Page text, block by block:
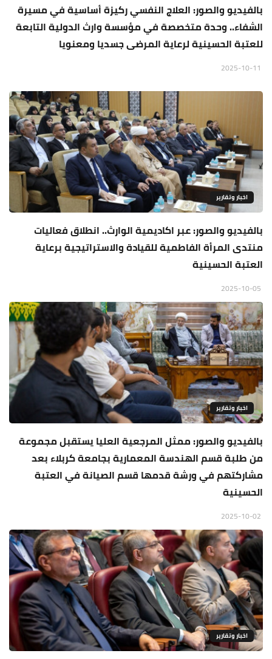
بالفيديو والصور: العلاج النفسي ركيزة أساسية في مسيرة
الشفاء.. وحدة متخصصة في مؤسسة وارث الدولية التابعة
للعتبة الحسينية لرعاية المرضى جسديا ومعنويا
اخبار وتقارير
بالفيديو والصور: عبر اكاديمية الوارث.. انطلاق فعاليات
منتدى المرأة الفاطمية للقيادة والاستراتيجية برعاية
العتبة الحسينية
اخبار وتقارير
بالفيديو والصور: ممثل المرجعية العليا يستقبل مجموعة
من طلبة قسم الهندسة المعمارية بجامعة كربلاء بعد
مشاركتهم في ورشة قدمها قسم الصيانة في العتبة
الحسينية
اخبار وتقارير